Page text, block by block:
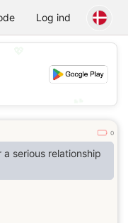
Log ind
0
serious relationship